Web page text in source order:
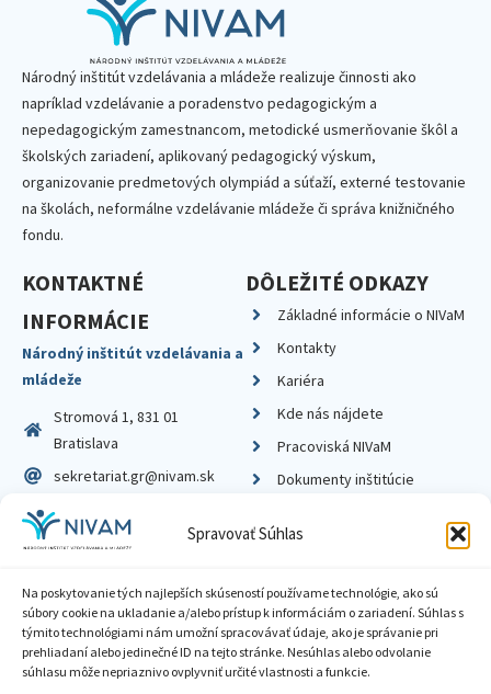
Spravovať Súhlas
Na poskytovanie tých najlepších skúseností používame technológie, ako sú
súbory cookie na ukladanie a/alebo prístup k informáciám o zariadení. Súhlas s
týmito technológiami nám umožní spracovávať údaje, ako je správanie pri
prehliadaní alebo jedinečné ID na tejto stránke. Nesúhlas alebo odvolanie
súhlasu môže nepriaznivo ovplyvniť určité vlastnosti a funkcie.
Národný inštitút vzdelávania a mládeže realizuje činnosti ako
napríklad vzdelávanie a poradenstvo pedagogickým a
nepedagogickým zamestnancom, metodické usmerňovanie škôl a
školských zariadení, aplikovaný pedagogický výskum,
organizovanie predmetových olympiád a súťaží, externé testovanie
na školách, neformálne vzdelávanie mládeže či správa knižničného
fondu.
KONTAKTNÉ
INFORMÁCIE
Národný inštitút vzdelávania a
mládeže
Stromová 1, 831 01
Bratislava
sekretariat.gr@nivam.sk
IČO: 00164348
DIČ: 2020798714
DÔLEŽITÉ ODKAZY
Základné informácie o NIVaM
Kontakty
Kariéra
Kde nás nájdete
Pracoviská NIVaM
Dokumenty inštitúcie
Zásady ochrany súkromia